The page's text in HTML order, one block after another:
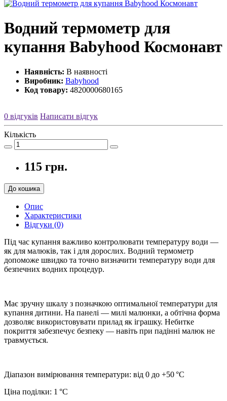
Водний термометр для
купання Babyhood Космонавт
Наявність: В наявності
Виробник: Babyhood
Код товару: 4820000680165
0 відгуків Написати відгук
Кількість
115 грн.
До кошика
Опис
Характеристики
Відгуки (0)
Під час купання важливо контролювати температуру води —
як для малюків, так і для дорослих. Водний термометр
допоможе швидко та точно визначити температуру води для
безпечних водних процедур.
Має зручну шкалу з позначкою оптимальної температури для
купання дитини. На панелі — милі малюнки, а обтічна форма
дозволяє використовувати прилад як іграшку. Небитке
покриття забезпечує безпеку — навіть при падінні малюк не
травмується.
Діапазон вимірювання температури: від 0 до +50 °C
Ціна поділки: 1 °C